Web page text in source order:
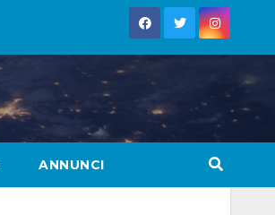
ANNUNCI